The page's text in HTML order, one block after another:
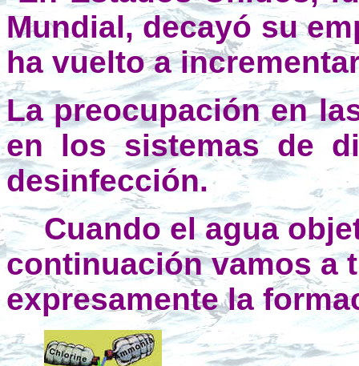
Mundial, decayó su
ha vuelto a
La preocupación en
en los sistemas de
desinfección.
Cuando el agua
continuación vamos a
expresamente la